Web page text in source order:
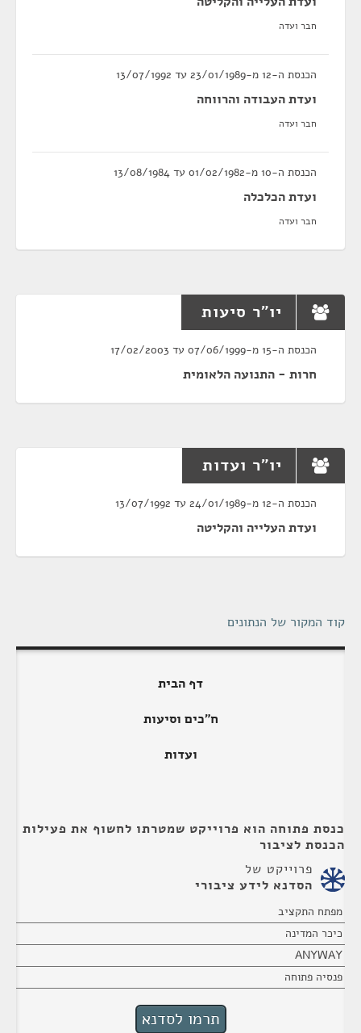
חבר ועדה
הכנסת ה-12 מ-23/01/1989 עד 13/07/1992
ועדת העבודה והרווחה
חבר ועדה
הכנסת ה-10 מ-01/02/1982 עד 13/08/1984
ועדת הכלכלה
חבר ועדה
יו"ר סיעות
הכנסת ה-15 מ-07/06/1999 עד 17/02/2003
חרות - התנועה הלאומית
יו"ר ועדות
הכנסת ה-12 מ-24/01/1989 עד 13/07/1992
ועדת העלייה והקליטה
קוד המקור של הנתונים
דף הבית
ח"כים וסיעות
ועדות
כנסת פתוחה הוא פרוייקט שמטרתו לחשוף את פעילות
הכנסת לציבור
פרוייקט של
הסדנא לידע ציבורי
מפתח התקציב
כיכר המדינה
ANYWAY
פנסיה פתוחה